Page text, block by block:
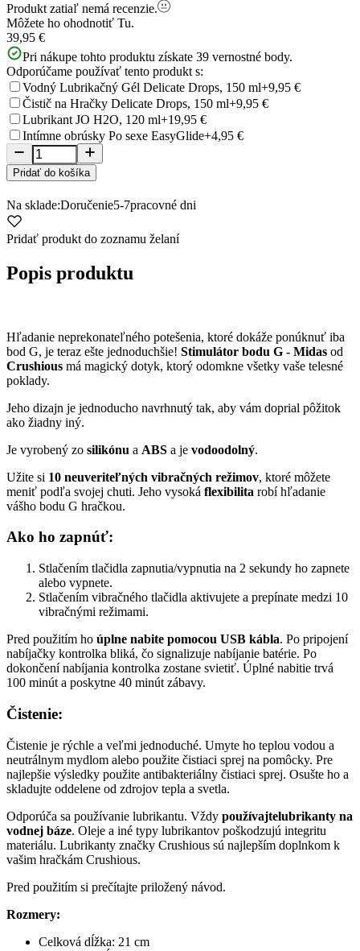
Produkt zatiaľ nemá recenzie.
Môžete ho ohodnotiť Tu.
39,95 €
Pri nákupe tohto produktu získate 39 vernostné body.
Odporúčame používať tento produkt s:
Vodný Lubrikačný Gél Delicate Drops, 150 ml+9,95 €
Čistič na Hračky Delicate Drops, 150 ml+9,95 €
Lubrikant JO H2O, 120 ml+19,95 €
Intímne obrúsky Po sexe EasyGlide+4,95 €
Pridať do košíka
Na sklade:Doručenie5-7pracovné dni
Pridať produkt do zoznamu želaní
Popis produktu
Hľadanie neprekonateľného potešenia, ktoré dokáže ponúknuť iba
bod G, je teraz ešte jednoduchšie! Stimulátor bodu G - Midas od
Crushious má magický dotyk, ktorý odomkne všetky vaše telesné
poklady.
Jeho dizajn je jednoducho navrhnutý tak, aby vám doprial pôžitok
ako žiadny iný.
Je vyrobený zo silikónu a ABS a je vodoodolný.
Užite si 10 neuveriteľných vibračných režimov, ktoré môžete
meniť podľa svojej chuti. Jeho vysoká flexibilita robí hľadanie
vášho bodu G hračkou.
Ako ho zapnúť:
Stlačením tlačidla zapnutia/vypnutia na 2 sekundy ho zapnete
alebo vypnete.
Stlačením vibračného tlačidla aktivujete a prepínate medzi 10
vibračnými režimami.
Pred použitím ho úplne nabite pomocou USB kábla. Po pripojení
nabíjačky kontrolka bliká, čo signalizuje nabíjanie batérie. Po
dokončení nabíjania kontrolka zostane svietiť. Úplné nabitie trvá
100 minút a poskytne 40 minút zábavy.
Čistenie:
Čistenie je rýchle a veľmi jednoduché. Umyte ho teplou vodou a
neutrálnym mydlom alebo použite čistiaci sprej na pomôcky. Pre
najlepšie výsledky použite antibakteriálny čistiaci sprej. Osušte ho a
skladujte oddelene od zdrojov tepla a svetla.
Odporúča sa používanie lubrikantu. Vždy používajtelubrikanty na
vodnej báze. Oleje a iné typy lubrikantov poškodzujú integritu
materiálu. Lubrikanty značky Crushious sú najlepším doplnkom k
vašim hračkám Crushious.
Pred použitím si prečítajte priložený návod.
Rozmery:
Celková dĺžka: 21 cm